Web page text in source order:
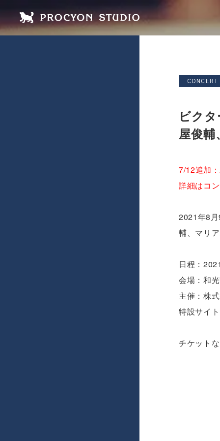
CONCERT
ビク
屋俊
7/12追加
詳細はコ
2021年8
輔、マリ
日程：
会場：和
主催：株
特設サイ
チケット